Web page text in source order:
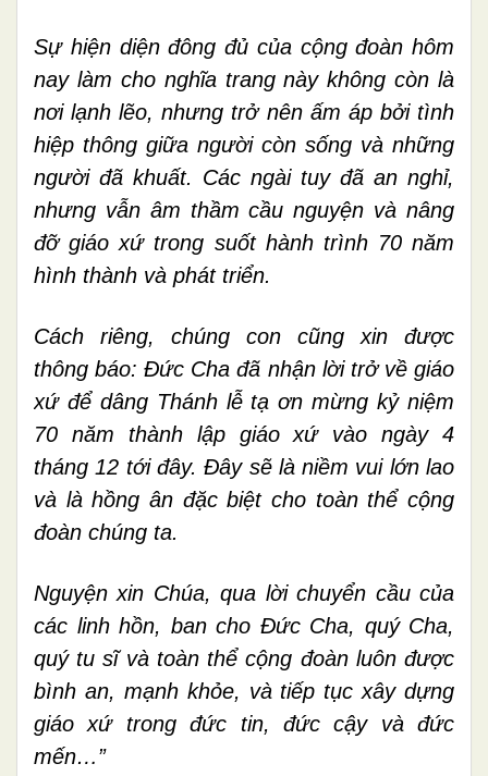
Sự hiện diện đông đủ của cộng đoàn hôm
nay làm cho nghĩa trang này không còn là
nơi lạnh lẽo, nhưng trở nên ấm áp bởi tình
hiệp thông giữa người còn sống và những
người đã khuất. Các ngài tuy đã an nghỉ,
nhưng vẫn âm thầm cầu nguyện và nâng
đỡ giáo xứ trong suốt hành trình 70 năm
hình thành và phát triển.
Cách riêng, chúng con cũng xin được
thông báo: Đức Cha đã nhận lời trở về giáo
xứ để dâng Thánh lễ tạ ơn mừng kỷ niệm
70 năm thành lập giáo xứ vào ngày 4
tháng 12 tới đây. Đây sẽ là niềm vui lớn lao
và là hồng ân đặc biệt cho toàn thể cộng
đoàn chúng ta.
Nguyện xin Chúa, qua lời chuyển cầu của
các linh hồn, ban cho Đức Cha, quý Cha,
quý tu sĩ và toàn thể cộng đoàn luôn được
bình an, mạnh khỏe, và tiếp tục xây dựng
giáo xứ trong đức tin, đức cậy và đức
mến…”